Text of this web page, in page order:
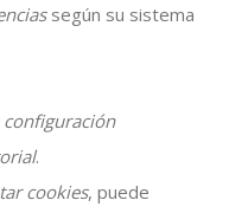
según su sistema
configuración
.
cookies, puede